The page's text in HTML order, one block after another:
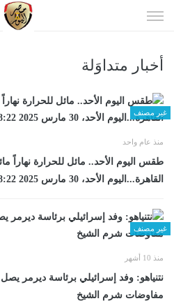
الى
أخبار متداوَلة
غير مصنف
منذ عام واحد
طقس اليوم الأحد.. مائل للحرارة نهاراً
القاهرة...اليوم الأحد، 30 مارس 2025 08:22 صـ منذ 55 دقيقة
غير مصنف
منذ 10 أشهر
نتنياهو: وفد إسرائيلي برئاسة ديرمر
مفاوضات شرم الشيخ